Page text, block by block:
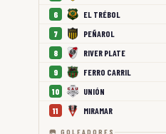
6 EL TRÉBOL
7 PEÑAROL
8 RIVER PLATE
9 FERRO CARRIL
10 UNIÓN
11 MIRAMAR
🥅 GOLEADORES